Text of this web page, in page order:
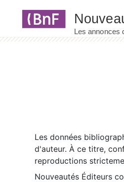
Les données
d'auteur. À ce titre,
reproductions
Nouveautés Éditeurs